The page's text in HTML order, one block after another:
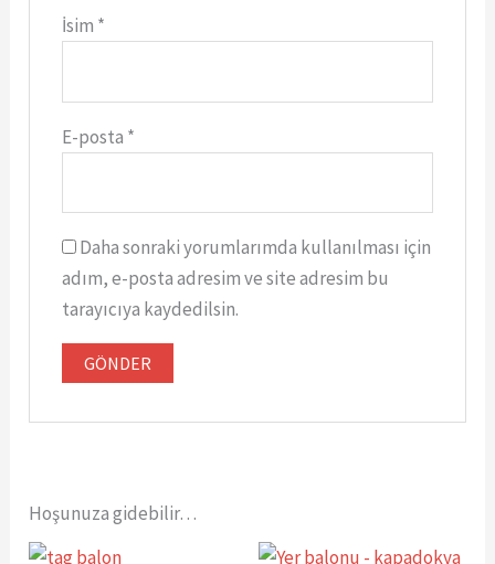
İsim *
E-posta *
Daha sonraki yorumlarımda kullanılması için
adım, e-posta adresim ve site adresim bu
tarayıcıya kaydedilsin.
Hoşunuza gidebilir…